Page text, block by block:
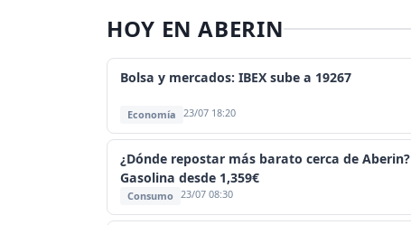
HOY EN ABERIN
Bolsa y mercados: IBEX sube a 19267
Economía 23/07 18:20
¿Dónde repostar más barato cerca de Aberin?
Gasolina desde 1,359€
Consumo 23/07 08:30